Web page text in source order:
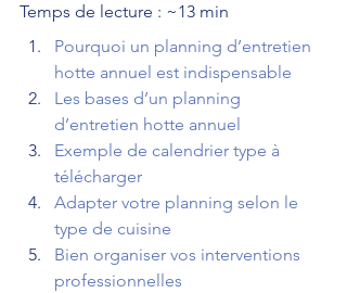
Temps de lecture : ~13 min
Pourquoi un planning d’entretien
hotte annuel est indispensable
Les bases d’un planning
d’entretien hotte annuel
Exemple de calendrier type à
télécharger
Adapter votre planning selon le
type de cuisine
Bien organiser vos interventions
professionnelles